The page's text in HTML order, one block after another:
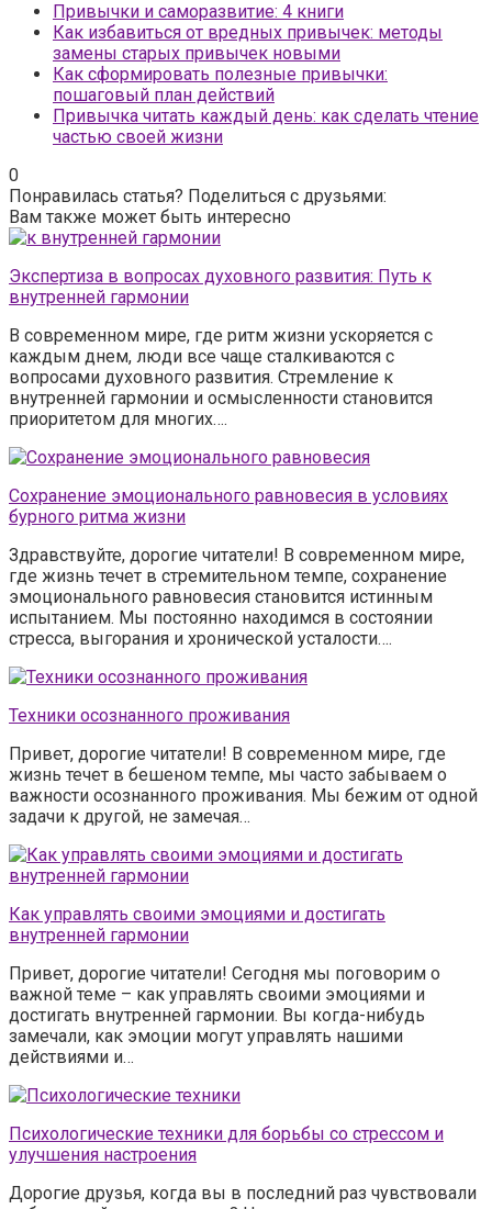
Привычки и саморазвитие: 4 книги
Как избавиться от вредных привычек: методы
замены старых привычек новыми
Как сформировать полезные привычки:
пошаговый план действий
Привычка читать каждый день: как сделать чтение
частью своей жизни
0
Понравилась статья? Поделиться с друзьями:
Вам также может быть интересно
Экспертиза в вопросах духовного развития: Путь к
внутренней гармонии
В современном мире, где ритм жизни ускоряется с
каждым днем, люди все чаще сталкиваются с
вопросами духовного развития. Стремление к
внутренней гармонии и осмысленности становится
приоритетом для многих….
Сохранение эмоционального равновесия в условиях
бурного ритма жизни
Здравствуйте, дорогие читатели! В современном мире,
где жизнь течет в стремительном темпе, сохранение
эмоционального равновесия становится истинным
испытанием. Мы постоянно находимся в состоянии
стресса, выгорания и хронической усталости….
Техники осознанного проживания
Привет, дорогие читатели! В современном мире, где
жизнь течет в бешеном темпе, мы часто забываем о
важности осознанного проживания. Мы бежим от одной
задачи к другой, не замечая…
Как управлять своими эмоциями и достигать
внутренней гармонии
Привет, дорогие читатели! Сегодня мы поговорим о
важной теме – как управлять своими эмоциями и
достигать внутренней гармонии. Вы когда-нибудь
замечали, как эмоции могут управлять нашими
действиями и…
Психологические техники для борьбы со стрессом и
улучшения настроения
Дорогие друзья, когда вы в последний раз чувствовали